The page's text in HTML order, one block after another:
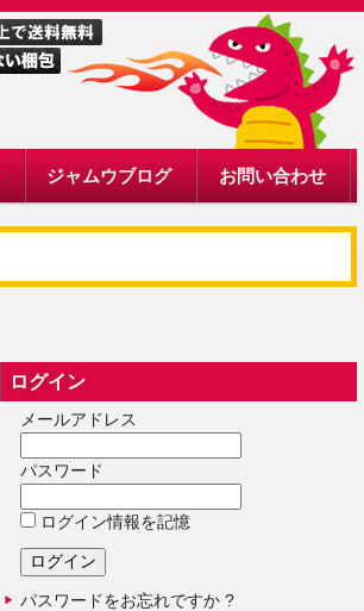
ジャムウブログ お問い合わせ
ログイン
メールアドレス
パスワード
ログイン情報を記憶
パスワードをお忘れですか ?